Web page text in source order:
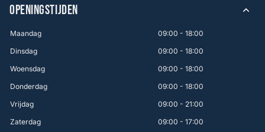
OPENINGSTIJDEN
Maandag
09:00 - 18:00
Dinsdag
09:00 - 18:00
Woensdag
09:00 - 18:00
Donderdag
09:00 - 18:00
Vrijdag
09:00 - 21:00
Zaterdag
09:00 - 17:00